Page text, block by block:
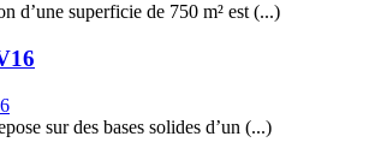
d’une superficie de 750 m² est (...)
sur des bases solides d’un (...)